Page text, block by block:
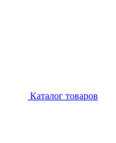
Каталог товаров